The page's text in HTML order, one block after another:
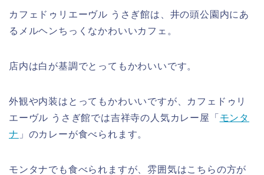
カフェドゥリエーヴル うさぎ館は、井の頭公園内にあ
るメルヘンちっくなかわいいカフェ。
店内は白が基調でとってもかわいいです。
外観や内装はとってもかわいいですが、カフェドゥリ
エーヴル うさぎ館では吉祥寺の人気カレー屋「 モンタ
ナ 」のカレーが食べられます。
モンタナでも食べられますが、雰囲気はこちらの方が